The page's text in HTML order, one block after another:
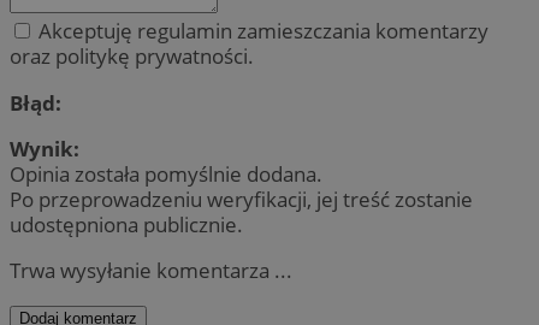
Akceptuję regulamin zamieszczania komentarzy
oraz politykę prywatności.
Błąd:
Wynik:
Opinia została pomyślnie dodana.
Po przeprowadzeniu weryfikacji, jej treść zostanie
udostępniona publicznie.
Trwa wysyłanie komentarza ...
Dodaj komentarz